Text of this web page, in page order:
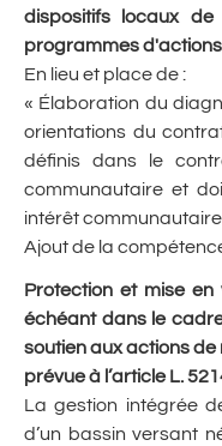
dispositifs locaux
programmes
En lieu et place de :
« Élaboration du
orientations du
définis dans le
communautaire et
intérêt
Ajout de la
Protection et mise en
échéant dans le
soutien aux actions
prévue à l’article L.
La gestion intégrée
d’un bassin versant